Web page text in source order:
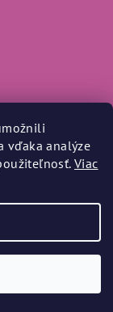
vďaka analýze
Viac